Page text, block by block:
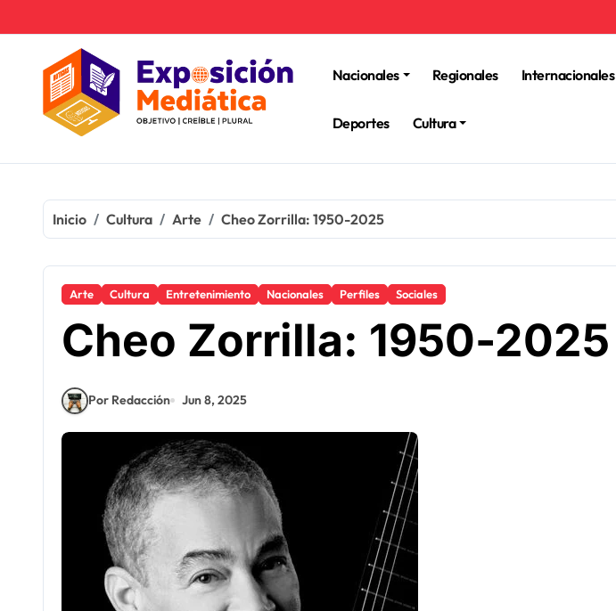
Nacionales
Regionales Internacionales
Deportes Cultura
Inicio Cultura Arte Cheo Zorrilla: 1950-2025
Arte Cultura Entretenimiento Nacionales Perfiles Sociales
Cheo Zorrilla: 1950-2025
Por Redacción Jun 8, 2025